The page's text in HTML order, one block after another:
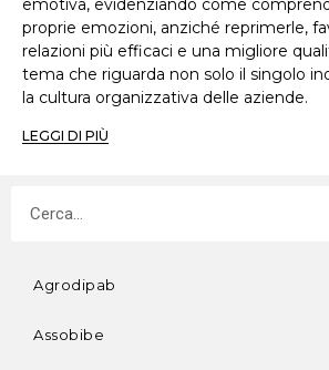
proprie emozioni, anziché reprimerle,
relazioni più efficaci e una migliore
tema che riguarda non solo il singolo
la cultura organizzativa delle aziende.
LEGGI DI PIÙ
Agrodipab
Assobibe